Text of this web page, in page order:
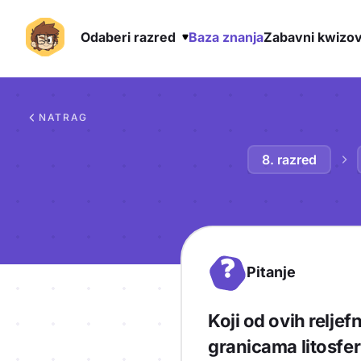
Odaberi razred Baza znanjaZabavni
NATRAG
8. razred
? Pitanje
Koji od ovih
granicama